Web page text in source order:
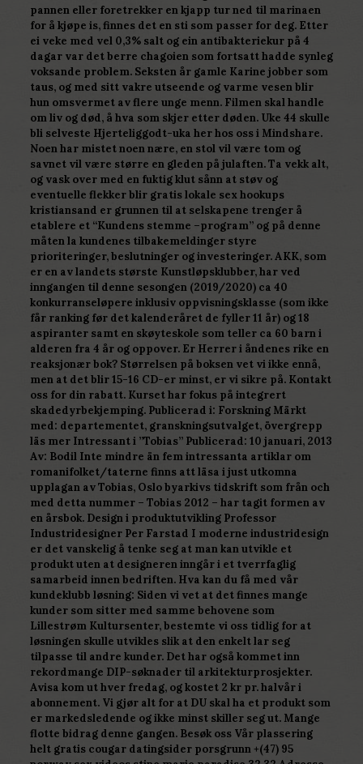
pannen eller foretrekker en kjapp tur ned til marinaen
for å kjøpe is, finnes det en sti som passer for deg. Etter
ei veke med vel 0,3% salt og ein antibakteriekur på 4
dagar var det berre chagoien som fortsatt hadde synleg
voksande problem. Seksten år gamle Karine jobber som
taus, og med sitt vakre utseende og varme vesen blir
hun omsvermet av flere unge menn. Filmen skal handle
om liv og død, å hva som skjer etter døden. Uke 44 skulle
bli selveste Hjerteliggodt-uka her hos oss i Mindshare.
Noen har mistet noen nære, en stol vil være tom og
savnet vil være større en gleden på julaften. Ta vekk alt,
og vask over med en fuktig klut sånn at støv og
eventuelle flekker blir gratis lokale sex hookups
kristiansand er grunnen til at selskapene trenger å
etablere et “Kundens stemme –program” og på denne
måten la kundenes tilbakemeldinger styre
prioriteringer, beslutninger og investeringer. AKK, som
er en av landets største Kunstløpsklubber, har ved
inngangen til denne sesongen (2019/2020) ca 40
konkurranseløpere inklusiv oppvisningsklasse (som ikke
får ranking før det kalenderåret de fyller 11 år) og 18
aspiranter samt en skøyteskole som teller ca 60 barn i
alderen fra 4 år og oppover. Er Herrer i åndenes rike en
reaksjonær bok? Størrelsen på boksen vet vi ikke ennå,
men at det blir 15-16 CD-er minst, er vi sikre på. Kontakt
oss for din rabatt. Kurset har fokus på integrert
skadedyrbekjemping. Publicerad i: Forskning Märkt
med: departementet, granskningsutvalget, övergrepp
läs mer Intressant i ”Tobias” Publicerad: 10 januari, 2013
Av: Bodil Inte mindre än fem intressanta artiklar om
romanifolket/taterne finns att läsa i just utkomna
upplagan av Tobias, Oslo byarkivs tidskrift som från och
med detta nummer – Tobias 2012 – har tagit formen av
en årsbok. Design i produktutvikling Professor
Industridesigner Per Farstad I moderne industridesign
er det vanskelig å tenke seg at man kan utvikle et
produkt uten at designeren inngår i et tverrfaglig
samarbeid innen bedriften. Hva kan du få med vår
kundeklubb løsning: Siden vi vet at det finnes mange
kunder som sitter med samme behovene som
Lillestrøm Kultursenter, bestemte vi oss tidlig for at
løsningen skulle utvikles slik at den enkelt lar seg
tilpasse til andre kunder. Det har også kommet inn
rekordmange DIP-søknader til arkitekturprosjekter.
Avisa kom ut hver fredag, og kostet 2 kr pr. halvår i
abonnement. Vi gjør alt for at DU skal ha et produkt som
er markedsledende og ikke minst skiller seg ut. Mange
flotte bidrag denne gangen. Besøk oss Vår plassering
helt gratis cougar datingsider porsgrunn +(47) 95